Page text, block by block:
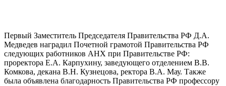
Первый Заместитель Председателя Правительства РФ Д.А.
Медведев наградил Почетной грамотой Правительства РФ
следующих работников АНХ при Правительстве РФ:
проректора Е.А. Карпухину, заведующего отделением В.В.
Комкова, декана В.Н. Кузнецова, ректора В.А. Мау. Также
была объявлена благодарность Правительства РФ профессору